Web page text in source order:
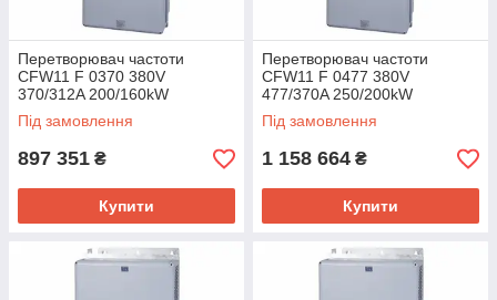
Перетворювач частоти
CFW11 F 0370 380V
370/312A 200/160kW
Під замовлення
897 351 ₴
Купити
Перетворювач частоти
CFW11 F 0477 380V
477/370A 250/200kW
Під замовлення
1 158 664 ₴
Купити